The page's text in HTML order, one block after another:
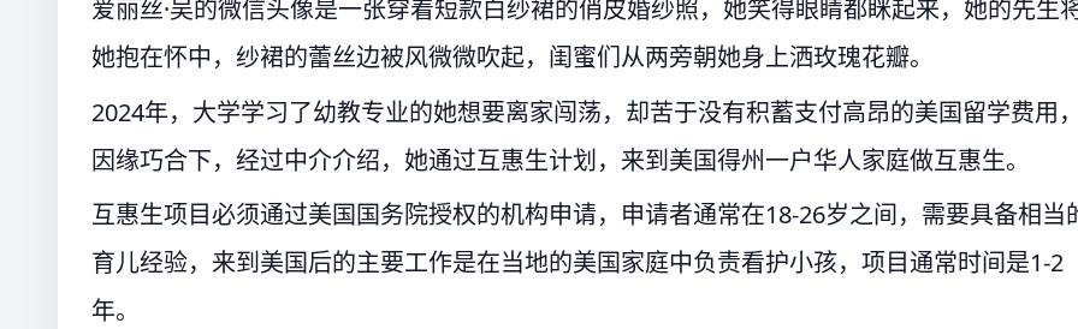
爱丽丝·吴的微信头像是一张穿着短款白纱裙的俏皮婚纱照，她笑得眼睛都眯起来，她的先生
她抱在怀中，纱裙的蕾丝边被风微微吹起，闺蜜们从两旁朝她身上洒玫瑰花瓣。
2024年，大学学习了幼教专业的她想要离家闯荡，却苦于没有积蓄支付高昂的美国留学费用
因缘巧合下，经过中介介绍，她通过互惠生计划，来到美国得州一户华人家庭做互惠生。
互惠生项目必须通过美国国务院授权的机构申请，申请者通常在18-26岁之间，需要具备相当
育儿经验，来到美国后的主要工作是在当地的美国家庭中负责看护小孩，项目通常时间是1-2
年。